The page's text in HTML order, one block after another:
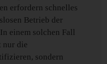
erfordern schnelles
Betrieb der
einem solchen Fall
nur die
sondern